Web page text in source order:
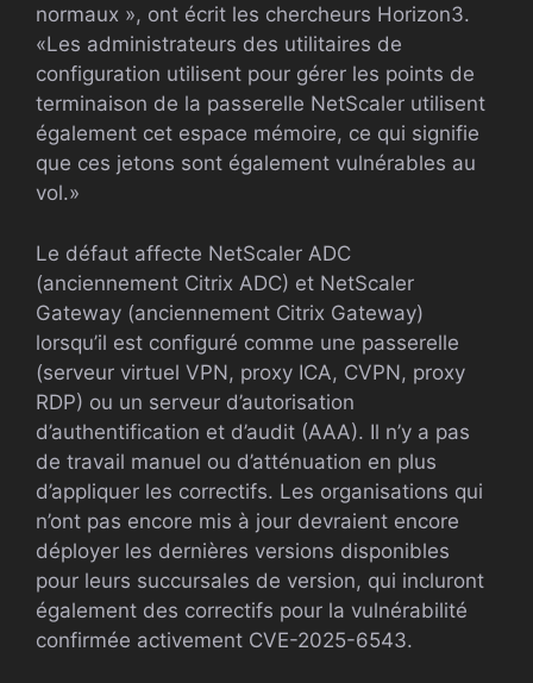
normaux », ont écrit les chercheurs Horizon3.
«Les administrateurs des utilitaires de
configuration utilisent pour gérer les points de
terminaison de la passerelle NetScaler utilisent
également cet espace mémoire, ce qui signifie
que ces jetons sont également vulnérables au
vol.»
Le défaut affecte NetScaler ADC
(anciennement Citrix ADC) et NetScaler
Gateway (anciennement Citrix Gateway)
lorsqu’il est configuré comme une passerelle
(serveur virtuel VPN, proxy ICA, CVPN, proxy
RDP) ou un serveur d’autorisation
d’authentification et d’audit (AAA). Il n’y a pas
de travail manuel ou d’atténuation en plus
d’appliquer les correctifs. Les organisations qui
n’ont pas encore mis à jour devraient encore
déployer les dernières versions disponibles
pour leurs succursales de version, qui incluront
également des correctifs pour la vulnérabilité
confirmée activement CVE-2025-6543.